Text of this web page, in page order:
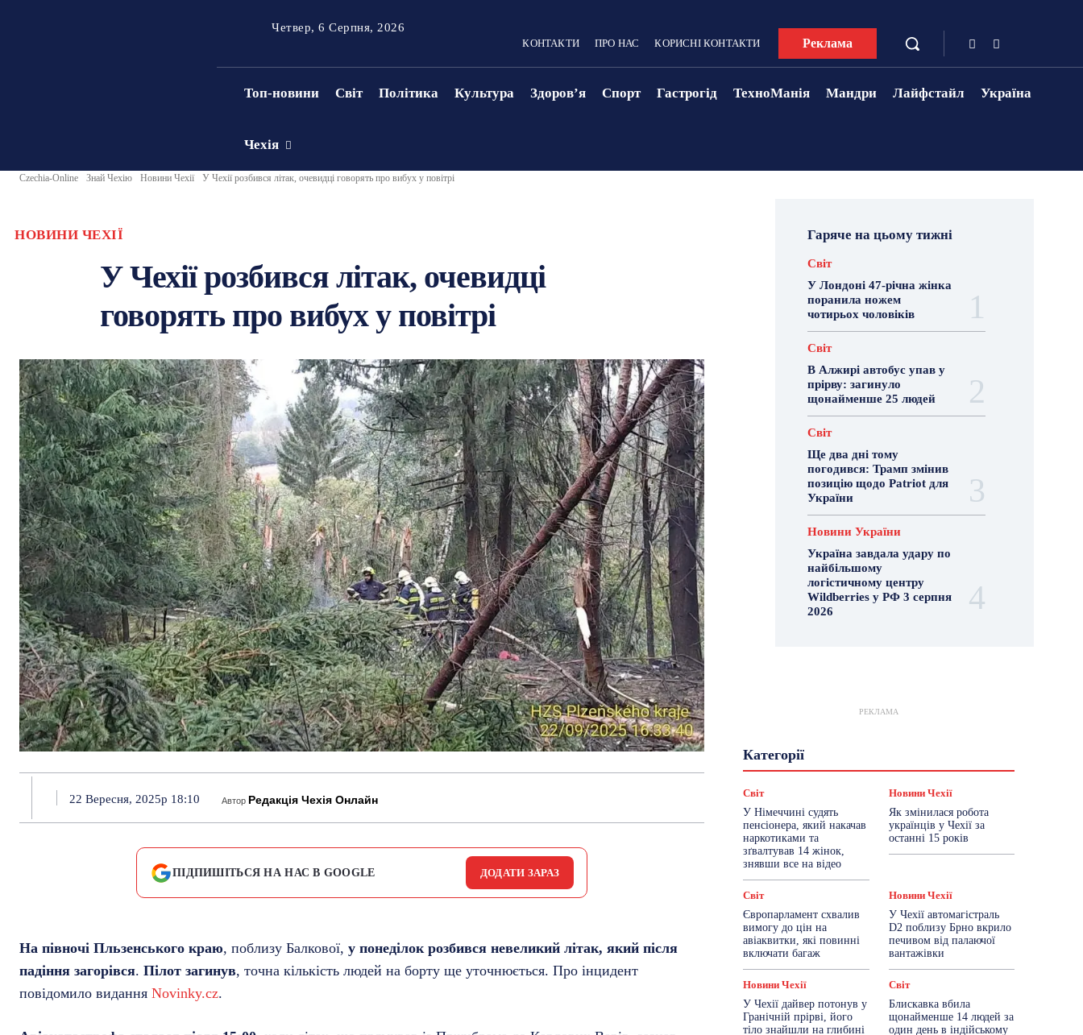
Четвер, 6 Серпня, 2026
КОНТАКТИ ПРО НАС КОРИСНІ КОНТАКТИ Реклама
Топ-новини Світ Політика Культура Здоровʼя Спорт Гастрогід ТехноМанія Мандри Лайфстайл Україна
Чехія
Czechia-Online Знай Чехію Новини Чехії У Чехії розбився літак, очевидці говорять про вибух у повітрі
НОВИНИ ЧЕХІЇ
У Чехії розбився літак, очевидці
говорять про вибух у повітрі
22 Вересня, 2025р 18:10 Автор Редакція Чехія Онлайн
ПІДПИШІТЬСЯ НА НАС В GOOGLE ДОДАТИ ЗАРАЗ
На півночі Пльзенського краю, поблизу Балкової, у понеділок розбився невеликий літак, який після
падіння загорівся. Пілот загинув, точна кількість людей на борту ще уточнюється. Про інцидент
повідомило видання Novinky.cz.
Гаряче на цьому тижні
Світ
У Лондоні 47-річна жінка
поранила ножем
чотирьох чоловіків
Світ
В Алжирі автобус упав у
прірву: загинуло
щонайменше 25 людей
Світ
Ще два дні тому
погодився: Трамп змінив
позицію щодо Patriot для
України
Новини України
Україна завдала удару по
найбільшому
логістичному центру
Wildberries у РФ 3 серпня
2026
РЕКЛАМА
КатегоріїГастрогід
Знай Чехію
Новини Чехії
Політика
Робота
Сад та город
Світ
Спорт ТехноМанія
Топ-новини
Фоторепортаж
Світ
У Німеччині судять
пенсіонера, який накачав
наркотиками та
зґвалтував 14 жінок,
знявши все на відео
Новини Чехії
Як змінилася робота
українців у Чехії за
останні 15 років
Світ
Європарламент схвалив
вимогу до цін на
авіаквитки, які повинні
включати багаж
Новини Чехії
У Чехії автомагістраль
D2 поблизу Брно вкрило
печивом від палаючої
вантажівки
Новини Чехії
У Чехії дайвер потонув у
Гранічній прірві, його
тіло знайшли на глибині
Світ
Блискавка вбила
щонайменше 14 людей за
один день в індійському